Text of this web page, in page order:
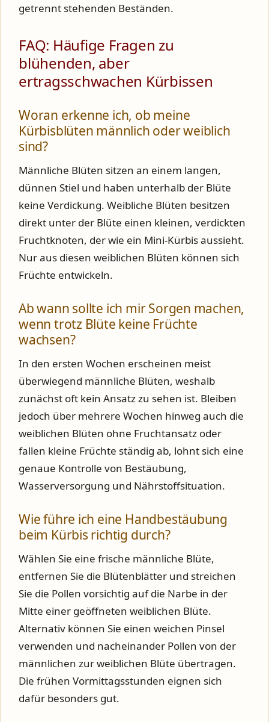
getrennt stehenden Beständen.
FAQ: Häufige Fragen zu
blühenden, aber
ertragsschwachen Kürbissen
Woran erkenne ich, ob meine
Kürbisblüten männlich oder weiblich
sind?
Männliche Blüten sitzen an einem langen,
dünnen Stiel und haben unterhalb der Blüte
keine Verdickung. Weibliche Blüten besitzen
direkt unter der Blüte einen kleinen, verdickten
Fruchtknoten, der wie ein Mini-Kürbis aussieht.
Nur aus diesen weiblichen Blüten können sich
Früchte entwickeln.
Ab wann sollte ich mir Sorgen machen,
wenn trotz Blüte keine Früchte
wachsen?
In den ersten Wochen erscheinen meist
überwiegend männliche Blüten, weshalb
zunächst oft kein Ansatz zu sehen ist. Bleiben
jedoch über mehrere Wochen hinweg auch die
weiblichen Blüten ohne Fruchtansatz oder
fallen kleine Früchte ständig ab, lohnt sich eine
genaue Kontrolle von Bestäubung,
Wasserversorgung und Nährstoffsituation.
Wie führe ich eine Handbestäubung
beim Kürbis richtig durch?
Wählen Sie eine frische männliche Blüte,
entfernen Sie die Blütenblätter und streichen
Sie die Pollen vorsichtig auf die Narbe in der
Mitte einer geöffneten weiblichen Blüte.
Alternativ können Sie einen weichen Pinsel
verwenden und nacheinander Pollen von der
männlichen zur weiblichen Blüte übertragen.
Die frühen Vormittagsstunden eignen sich
dafür besonders gut.